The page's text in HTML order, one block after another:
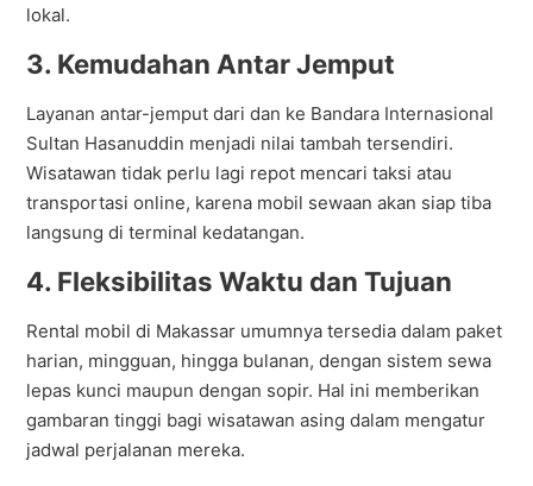
lokal.
3. Kemudahan Antar Jemput
Layanan antar-jemput dari dan ke Bandara Internasional
Sultan Hasanuddin menjadi nilai tambah tersendiri.
Wisatawan tidak perlu lagi repot mencari taksi atau
transportasi online, karena mobil sewaan akan siap tiba
langsung di terminal kedatangan.
4. Fleksibilitas Waktu dan Tujuan
Rental mobil di Makassar umumnya tersedia dalam paket
harian, mingguan, hingga bulanan, dengan sistem sewa
lepas kunci maupun dengan sopir. Hal ini memberikan
gambaran tinggi bagi wisatawan asing dalam mengatur
jadwal perjalanan mereka.